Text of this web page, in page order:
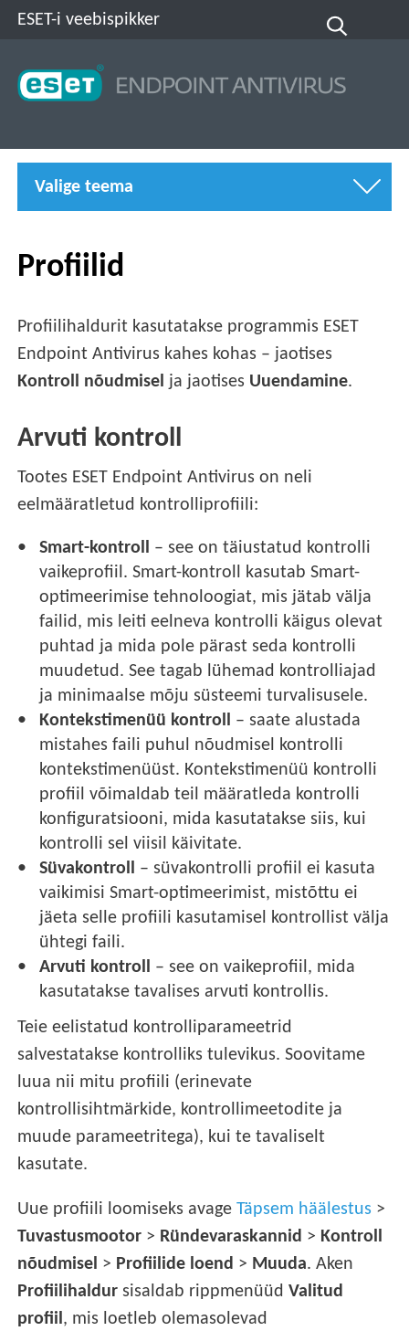
ESET-i veebispikker
Valige teema
Profiilid
Profiilihaldurit kasutatakse programmis ESET
Endpoint Antivirus kahes kohas – jaotises
Kontroll nõudmisel ja jaotises Uuendamine.
Arvuti kontroll
Tootes ESET Endpoint Antivirus on neli
eelmääratletud kontrolliprofiili:
Smart-kontroll – see on täiustatud kontrolli
vaikeprofiil. Smart-kontroll kasutab Smart-
optimeerimise tehnoloogiat, mis jätab välja
failid, mis leiti eelneva kontrolli käigus olevat
puhtad ja mida pole pärast seda kontrolli
muudetud. See tagab lühemad kontrolliajad
ja minimaalse mõju süsteemi turvalisusele.
Kontekstimenüü kontroll – saate alustada
mistahes faili puhul nõudmisel kontrolli
kontekstimenüüst. Kontekstimenüü kontrolli
profiil võimaldab teil määratleda kontrolli
konfiguratsiooni, mida kasutatakse siis, kui
kontrolli sel viisil käivitate.
Süvakontroll – süvakontrolli profiil ei kasuta
vaikimisi Smart-optimeerimist, mistõttu ei
jäeta selle profiili kasutamisel kontrollist välja
ühtegi faili.
Arvuti kontroll – see on vaikeprofiil, mida
kasutatakse tavalises arvuti kontrollis.
Teie eelistatud kontrolliparameetrid
salvestatakse kontrolliks tulevikus. Soovitame
luua nii mitu profiili (erinevate
kontrollisihtmärkide, kontrollimeetodite ja
muude parameetritega), kui te tavaliselt
kasutate.
Uue profiili loomiseks avageTäpsem häälestus >
Tuvastusmootor > Ründevaraskannid > Kontroll
nõudmisel > Profiilide loend > Muuda. Aken
Profiilihaldur sisaldab rippmenüüdValitud
profiil, mis loetleb olemasolevad